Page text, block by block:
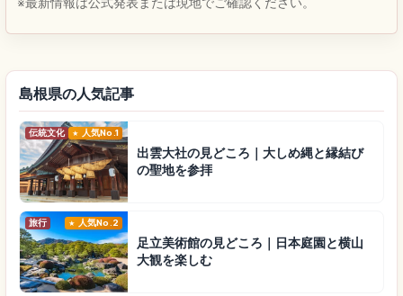
島根県の人気記事
伝統文化 人気No.1
出雲大社の見どころ｜大しめ縄と縁結び
の聖地を参拝
旅行 人気No.2
足立美術館の見どころ｜日本庭園と横山
大観を楽しむ